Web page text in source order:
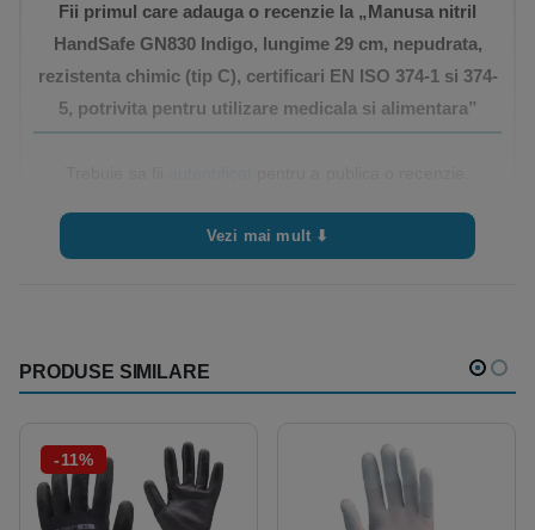
Fii primul care adauga o recenzie la „Manusa nitril
HandSafe GN830 Indigo, lungime 29 cm, nepudrata,
rezistenta chimic (tip C), certificari EN ISO 374-1 si 374-
5, potrivita pentru utilizare medicala si alimentara”
Vezi mai mult ⬇
PRODUSE SIMILARE
-11%